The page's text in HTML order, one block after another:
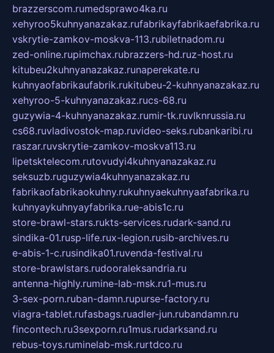
brazzerscom.rumedsprawo4ka.ru
xehyroo5kuhnyanazakaz.rufabrikayfabrikaefabrika.ru
vskrytie-zamkov-moskva-113.rubiletnadom.ru
zed-online.rupimchax.rubrazzers-hd.ruz-host.ru
kitubeu2kuhnyanazakaz.runaperekate.ru
kuhnyaofabrikaufabrik.rukitubeu-2-kuhnyanazakaz.ru
xehyroo-5-kuhnyanazakaz.rucs-68.ru
guzywia-4-kuhnyanazakaz.rumir-tk.ruvlknrussia.ru
cs68.ruvladivostok-map.ruvideo-seks.rubankaribi.ru
raszar.ruvskrytie-zamkov-moskva113.ru
lipetsktelecom.rutovudyi4kuhnyanazakaz.ru
seksuzb.ruguzywia4kuhnyanazakaz.ru
fabrikaofabrikaokuhny.rukuhnyaekuhnyaafabrika.ru
kuhnyaykuhnyayfabrika.rue-abis1c.ru
store-brawl-stars.rukts-services.rudark-sand.ru
sindika-01.rusp-life.rux-legion.rusib-archives.ru
e-abis-1-c.rusindika01.ruvenda-festival.ru
store-brawlstars.rudooraleksandria.ru
antenna-highly.rumine-lab-msk.ru1-mus.ru
3-sex-porn.ruban-damn.rupurse-factory.ru
viagra-tablet.rufasbags.ruadler-jun.rubandamn.ru
fincontech.ru3sexporn.ru1mus.rudarksand.ru
rebus-toys.ruminelab-msk.rurtdco.ru